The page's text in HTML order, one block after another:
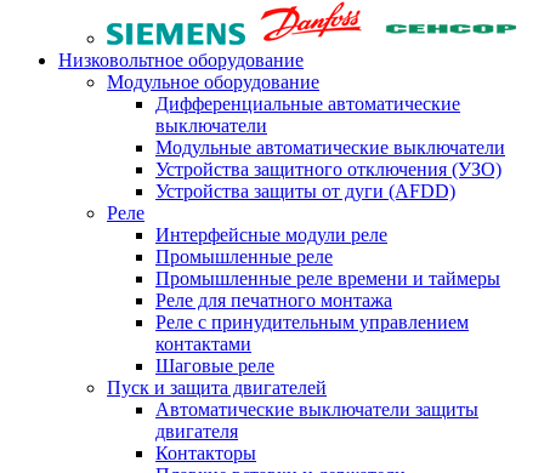
Низковольтное оборудование
Модульное оборудование
Дифференциальные автоматические
выключатели
Модульные автоматические выключатели
Устройства защитного отключения (УЗО)
Устройства защиты от дуги (AFDD)
Реле
Интерфейсные модули реле
Промышленные реле
Промышленные реле времени и таймеры
Реле для печатного монтажа
Реле с принудительным управлением
контактами
Шаговые реле
Пуск и защита двигателей
Автоматические выключатели защиты
двигателя
Контакторы